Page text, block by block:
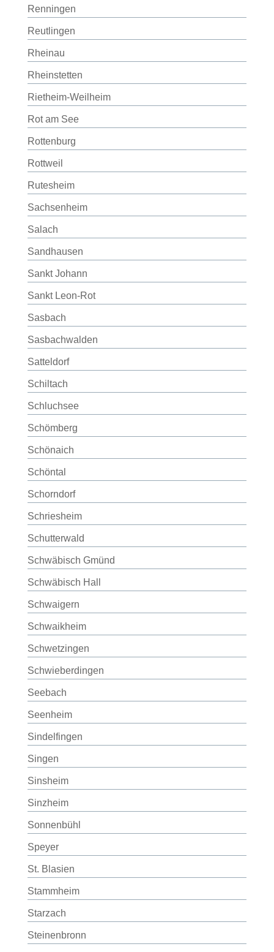
Renningen
Reutlingen
Rheinau
Rheinstetten
Rietheim-Weilheim
Rot am See
Rottenburg
Rottweil
Rutesheim
Sachsenheim
Salach
Sandhausen
Sankt Johann
Sankt Leon-Rot
Sasbach
Sasbachwalden
Satteldorf
Schiltach
Schluchsee
Schömberg
Schönaich
Schöntal
Schorndorf
Schriesheim
Schutterwald
Schwäbisch Gmünd
Schwäbisch Hall
Schwaigern
Schwaikheim
Schwetzingen
Schwieberdingen
Seebach
Seenheim
Sindelfingen
Singen
Sinsheim
Sinzheim
Sonnenbühl
Speyer
St. Blasien
Stammheim
Starzach
Steinenbronn